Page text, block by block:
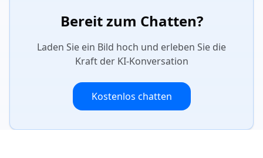
Bereit zum Chatten?
Laden Sie ein Bild hoch und erleben Sie die
Kraft der KI-Konversation
Kostenlos chatten